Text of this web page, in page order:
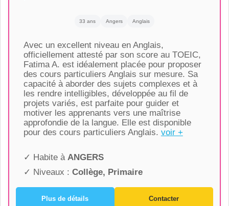
33 ans Angers Anglais
Avec un excellent niveau en Anglais,
officiellement attesté par son score au TOEIC,
Fatima A. est idéalement placée pour proposer
des cours particuliers Anglais sur mesure. Sa
capacité à aborder des sujets complexes et à
les rendre intelligibles, développée au fil de
projets variés, est parfaite pour guider et
motiver les apprenants vers une maîtrise
approfondie de la langue. Elle est disponible
pour des cours particuliers Anglais. voir +
✓ Habite à ANGERS
✓ Niveaux : Collège, Primaire
Plus de détails Contacter